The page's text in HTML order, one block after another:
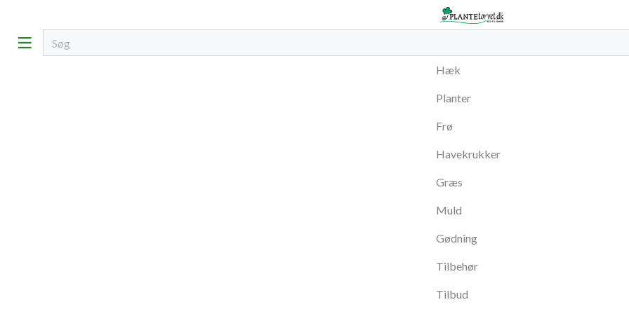
Hæk
Planter
Frø
Havekrukker
Græs
Muld
Gødning
Tilbehør
Tilbud